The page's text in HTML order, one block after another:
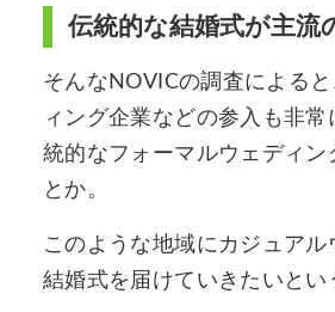
伝統的な結婚式が主流
そんなNOVICの調査による
ィング企業などの参入も非
統的なフォーマルウェディ
とか。
このような地域にカジュア
結婚式を届けていきたいとい